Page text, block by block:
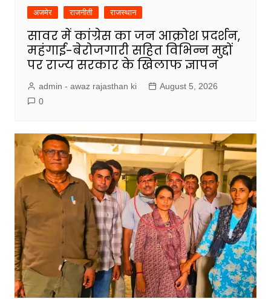
अजमेर राजनीती राजस्थान
सावर में कांग्रेस का जन आक्रोश प्रदर्शन,
महंगाई-बेरोजगारी सहित विभिन्न मुद्दों
पर राज्य सरकार के खिलाफ ज्ञापन
admin - awaz rajasthan ki
August 5, 2026
0